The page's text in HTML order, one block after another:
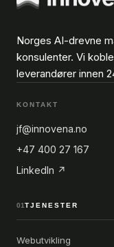
Norges AI-drevne
konsulenter. Vi
leverandører innen
KONTAKT
jf@innovena.no
+47 400 27 167
LinkedIn ↗
01TJENESTER
Webutvikling